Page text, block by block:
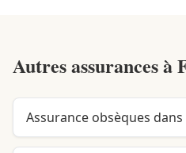
Autres assurances à
Assurance obsèques